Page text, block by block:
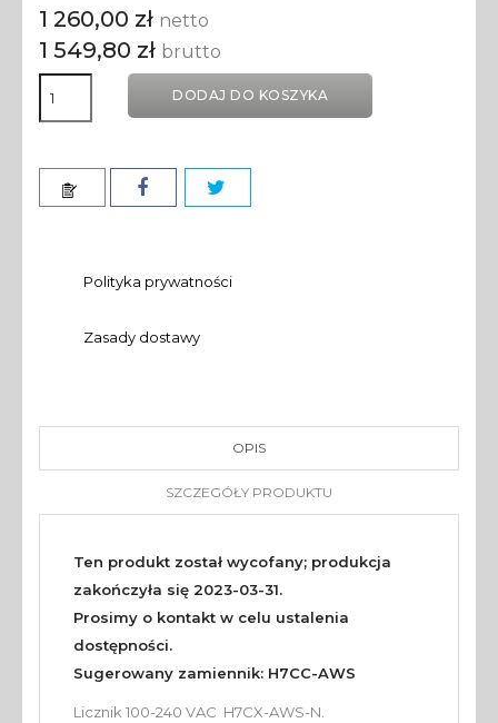
1 260,00 zł netto
1 549,80 zł brutto
DODAJ DO KOSZYKA
Polityka prywatności
Zasady dostawy
OPIS
SZCZEGÓŁY PRODUKTU
Ten produkt został wycofany; produkcja
zakończyła się 2023-03-31.
Prosimy o kontakt w celu ustalenia
dostępności.
Sugerowany zamiennik: H7CC-AWS
Licznik 100-240 VAC H7CX-AWS-N.